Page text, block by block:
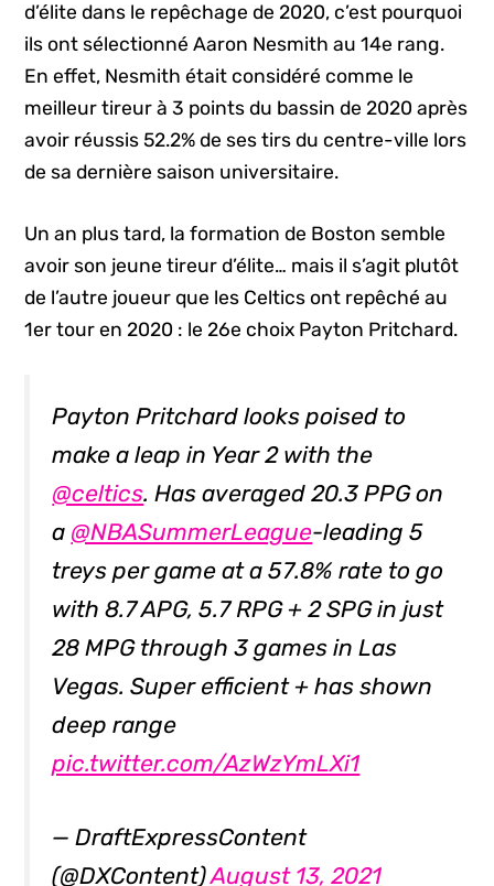
d’élite dans le repêchage de 2020, c’est pourquoi
ils ont sélectionné Aaron Nesmith au 14e rang.
En effet, Nesmith était considéré comme le
meilleur tireur à 3 points du bassin de 2020 après
avoir réussis 52.2% de ses tirs du centre-ville lors
de sa dernière saison universitaire.
Un an plus tard, la formation de Boston semble
avoir son jeune tireur d’élite… mais il s’agit plutôt
de l’autre joueur que les Celtics ont repêché au
1er tour en 2020 : le 26e choix Payton Pritchard.
Payton Pritchard looks poised to
make a leap in Year 2 with the
@celtics. Has averaged 20.3 PPG on
a @NBASummerLeague-leading 5
treys per game at a 57.8% rate to go
with 8.7 APG, 5.7 RPG + 2 SPG in just
28 MPG through 3 games in Las
Vegas. Super efficient + has shown
deep range
pic.twitter.com/AzWzYmLXi1
— DraftExpressContent
(@DXContent)August 13, 2021